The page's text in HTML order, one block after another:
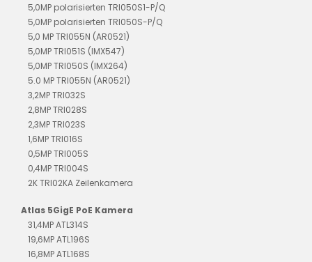
5,0MP polarisierten TRI050S1-P/Q
5,0MP polarisierten TRI050S-P/Q
5,0 MP TRI055N (AR0521)
5,0MP TRI051S (IMX547)
5,0MP TRI050S (IMX264)
5.0 MP TRI055N (AR0521)
3,2MP TRI032S
2,8MP TRI028S
2,3MP TRI023S
1,6MP TRI016S
0,5MP TRI005S
0,4MP TRI004S
2K TRI02KA Zeilenkamera
Atlas 5GigE PoE Kamera
31,4MP ATL314S
19,6MP ATL196S
16,8MP ATL168S